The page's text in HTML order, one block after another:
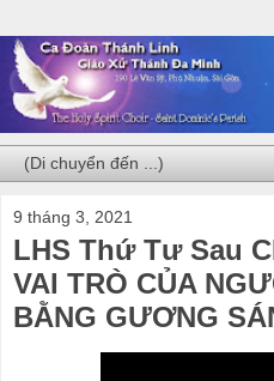
9 tháng 3, 2021
LHS Thứ Tư Sau
VAI TRÒ CỦA
BẰNG GƯƠNG